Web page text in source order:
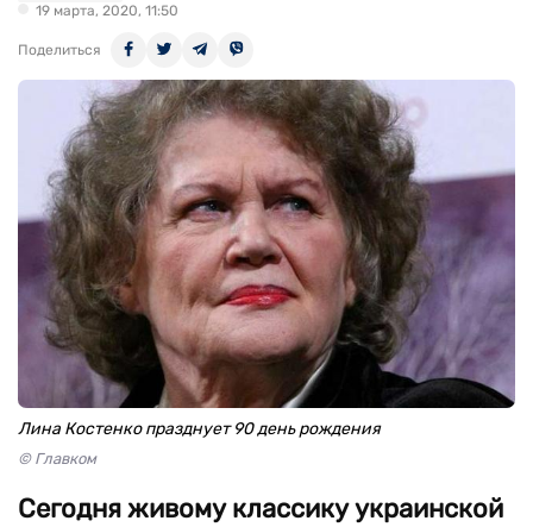
19 марта, 2020, 11:50
Поделиться
Лина Костенко празднует 90 день рождения
© Главком
Сегодня живому классику украинской